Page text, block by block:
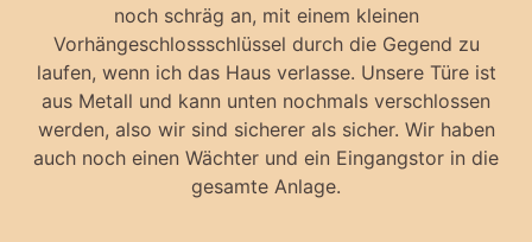
noch schräg an, mit einem kleinen
Vorhängeschlossschlüssel durch die Gegend zu
laufen, wenn ich das Haus verlasse. Unsere Türe ist
aus Metall und kann unten nochmals verschlossen
werden, also wir sind sicherer als sicher. Wir haben
auch noch einen Wächter und ein Eingangstor in die
gesamte Anlage.